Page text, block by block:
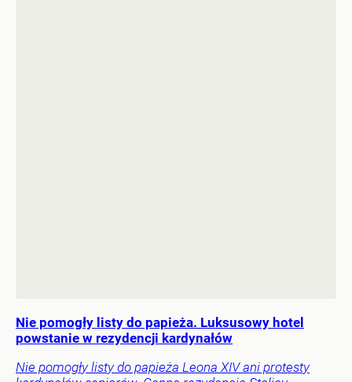
Nie pomogły listy do papieża. Luksusowy hotel
powstanie w rezydencji kardynałów
Nie pomogły listy do papieża Leona XIV ani protesty